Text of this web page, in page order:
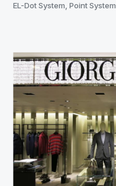
EL-Dot System, Point System